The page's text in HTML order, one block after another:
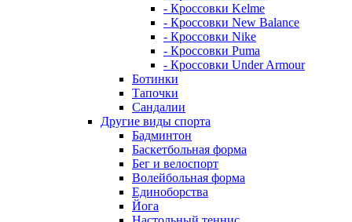
- Кроссовки Kelme
- Кроссовки New Balance
- Кроссовки Nike
- Кроссовки Puma
- Кроссовки Under Armour
Ботинки
Тапочки
Сандалии
Другие виды спорта
Бадминтон
Баскетбольная форма
Бег и велоспорт
Волейбольная форма
Единоборства
Йога